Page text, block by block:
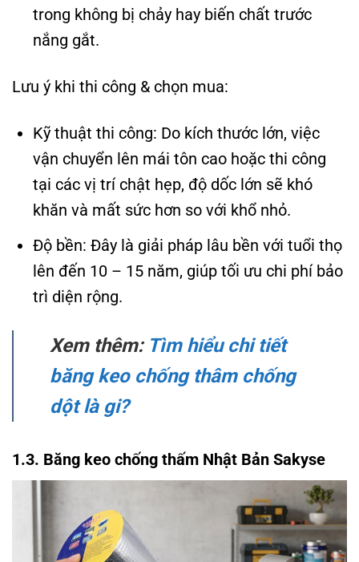
trong không bị chảy hay biến chất trước
nắng gắt.
Lưu ý khi thi công & chọn mua:
Kỹ thuật thi công: Do kích thước lớn, việc
vận chuyển lên mái tôn cao hoặc thi công
tại các vị trí chật hẹp, độ dốc lớn sẽ khó
khăn và mất sức hơn so với khổ nhỏ.
Độ bền: Đây là giải pháp lâu bền với tuổi thọ
lên đến 10 – 15 năm, giúp tối ưu chi phí bảo
trì diện rộng.
Xem thêm: Tìm hiểu chi tiết
băng keo chống thâm chống
dột là gi?
1.3. Băng keo chống thấm Nhật Bản Sakyse